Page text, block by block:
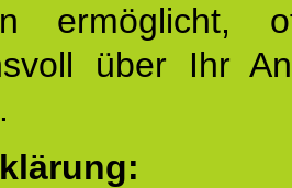
ermöglicht,
über Ihr